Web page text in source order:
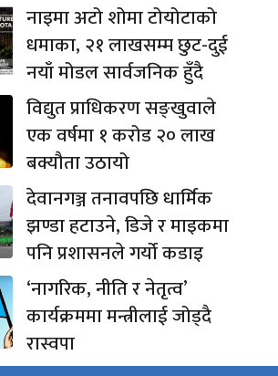
नाइमा अटो शोमा टोयोटाको
धमाका, २१ लाखसम्म छुट-दुई
नयाँ मोडल सार्वजनिक हुँदै
विद्युत प्राधिकरण सङ्खुवाले
एक वर्षमा १ करोड २० लाख
बक्यौता उठायो
देवानगञ्ज तनावपछि धार्मिक
झण्डा हटाउने, डिजे र माइकमा
पनि प्रशासनले गर्यो कडाइ
‘नागरिक, नीति र नेतृत्व’
कार्यक्रममा मन्त्रीलाई जोड्दै
रास्वपा